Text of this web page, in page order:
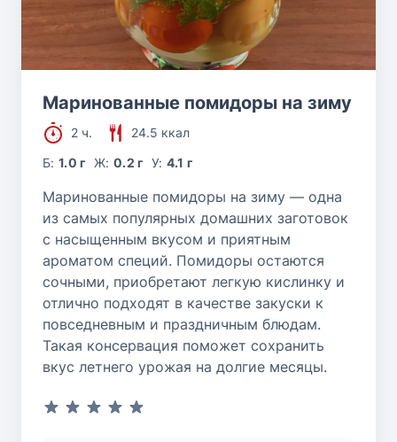
Маринованные помидоры на зиму
2 ч.
24.5 ккал
Б:1.0 г Ж: 0.2 г У: 4.1 г
Маринованные помидоры на зиму — одна
из самых популярных домашних заготовок
с насыщенным вкусом и приятным
ароматом специй. Помидоры остаются
сочными, приобретают легкую кислинку и
отлично подходят в качестве закуски к
повседневным и праздничным блюдам.
Такая консервация поможет сохранить
вкус летнего урожая на долгие месяцы.